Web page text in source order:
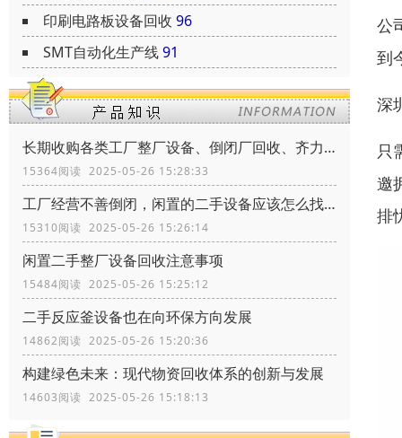
印刷电路板设备回收 96
SMT自动化生产线91
长期收购各类工厂整厂设备、倒闭厂回收、齐力环保、共创辉煌
15364阅读 2025-05-26 15:28:33
工厂经营不善倒闭，闲置的二手设备应该怎么找到买家靠谱的买家
15310阅读 2025-05-26 15:26:14
闲置二手整厂设备回收注意事项
15484阅读 2025-05-26 15:25:12
二手反应釜设备也在向环保方向发展
14862阅读 2025-05-26 15:20:36
构建绿色未来：现代物资回收体系的创新与发展
14603阅读 2025-05-26 15:18:13
公
到
深
只
邀
排